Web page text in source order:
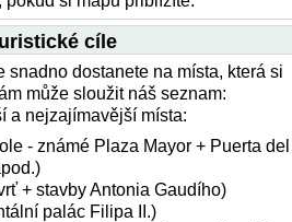
cíle
snadno dostanete na místa, která si
může sloužit náš seznam:
a nejzajímavější místa:
- známé Plaza Mayor + Puerta del
+ stavby Antonia Gaudího)
palác Filipa II.)